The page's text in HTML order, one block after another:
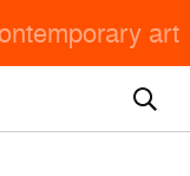
art